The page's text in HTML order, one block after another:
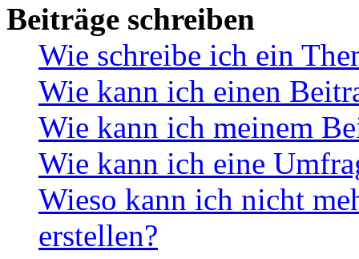
Beiträge schreiben
Wie schreibe ich ein
Wie kann ich einen
Wie kann ich meinem
Wie kann ich eine
Wieso kann ich nicht
erstellen?